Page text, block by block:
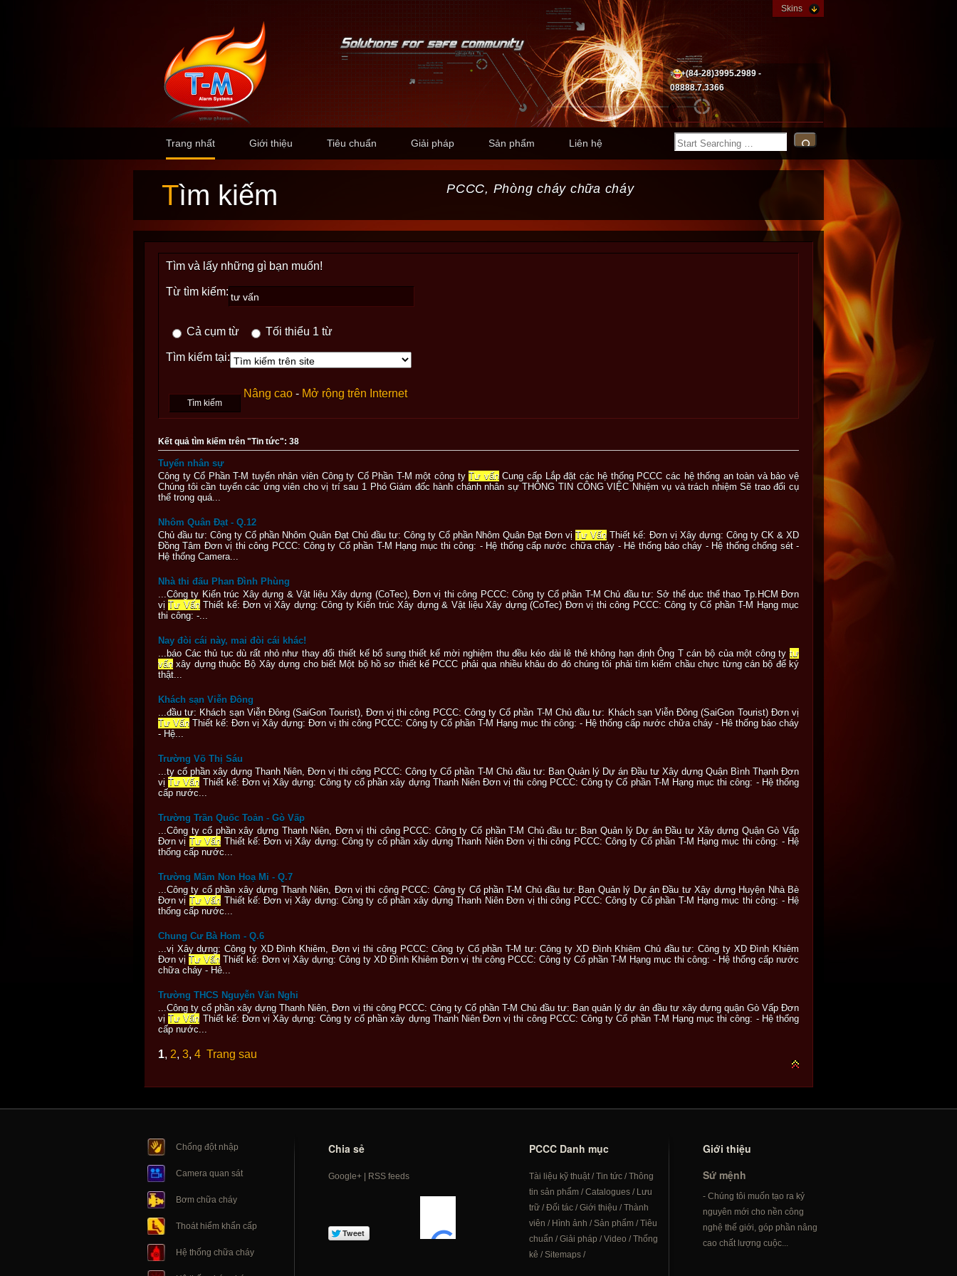
Skins
+(84-28)3995.2989 -
08888.7.3366
Trang nhất Giới thiệu Tiêu chuẩn Giải pháp Sản phẩm Liên hệ
Tìm kiếm PCCC, Phòng cháy chữa cháy
Tìm và lấy những gì bạn muốn!
Từ tìm kiếm:
Cả cụm từ Tối thiểu 1 từ
Tìm kiếm tại:
Nâng cao - Mở rộng trên Internet
Kết quả tìm kiếm trên "Tin tức": 38
Tuyển nhân sự
Công ty Cổ Phần T-M tuyển nhân viên Công ty Cổ Phần T-M một công tyTư vấnCung cấp Lắp đặt các hệ thống PCCC các hệ thống an toàn và bảo vệ
Chúng tôi cần tuyển các ứng viên cho vị trí sau 1 Phó Giám đốc hành chánh nhân sự THÔNG TIN CÔNG VIỆC Nhiệm vụ và trách nhiệm Sẽ trao đổi cụ
thể trong quá...
Nhôm Quân Đạt - Q.12
Chủ đầu tư: Công ty Cổ phần Nhôm Quân Đạt Chủ đầu tư: Công ty Cổ phần Nhôm Quân Đạt Đơn vịTư Vấn Thiết kế: Đơn vị Xây dựng: Công ty CK & XD
Đồng Tâm Đơn vị thi công PCCC: Công ty Cổ phần T-M Hạng mục thi công: - Hệ thống cấp nước chữa cháy - Hê thống báo cháy - Hệ thống chống sét -
Hệ thống Camera...
Nhà thi đấu Phan Đình Phùng
...Công ty Kiến trúc Xây dựng & Vật liệu Xây dựng (CoTec), Đơn vị thi công PCCC: Công ty Cổ phần T-M Chủ đầu tư: Sở thể dục thể thao Tp.HCM Đơn
vịTư VấnThiết kế: Đơn vị Xây dựng: Công ty Kiến trúc Xây dựng & Vật liệu Xây dựng (CoTec) Đơn vị thi công PCCC: Công ty Cổ phần T-M Hạng mục
thi công: -...
Nay đòi cái này, mai đòi cái khác!
...báo Các thủ tục dù rất nhỏ như thay đổi thiết kế bổ sung thiết kế mời nghiệm thu đều kéo dài lê thê không hạn định Ông T cán bộ của một công ty tư
vấn xây dựng thuộc Bộ Xây dựng cho biết Một bộ hồ sơ thiết kế PCCC phải qua nhiều khâu do đó chúng tôi phải tìm kiếm chầu chực từng cán bộ để ký
thật...
Khách sạn Viễn Đông
...đầu tư: Khách sạn Viễn Đông (SaiGon Tourist), Đơn vị thi công PCCC: Công ty Cổ phần T-M Chủ đầu tư: Khách sạn Viễn Đông (SaiGon Tourist) Đơn vị
Tư Vấn Thiết kế: Đơn vị Xây dựng: Đơn vị thi công PCCC: Công ty Cổ phần T-M Hạng mục thi công: - Hệ thống cấp nước chữa cháy - Hê thống báo cháy
- Hệ...
Trường Võ Thị Sáu
...ty cổ phần xây dựng Thanh Niên, Đơn vị thi công PCCC: Công ty Cổ phần T-M Chủ đầu tư: Ban Quản lý Dự án Đầu tư Xây dựng Quận Bình Thạnh Đơn
vịTư Vấn Thiết kế: Đơn vị Xây dựng: Công ty cổ phần xây dựng Thanh Niên Đơn vị thi công PCCC: Công ty Cổ phần T-M Hạng mục thi công: - Hệ thống
cấp nước...
Trường Trần Quốc Toản - Gò Vấp
...Công ty cổ phần xây dựng Thanh Niên, Đơn vị thi công PCCC: Công ty Cổ phần T-M Chủ đầu tư: Ban Quản lý Dự án Đầu tư Xây dựng Quận Gò Vấp
Đơn vị Tư Vấn Thiết kế: Đơn vị Xây dựng: Công ty cổ phần xây dựng Thanh Niên Đơn vị thi công PCCC: Công ty Cổ phần T-M Hạng mục thi công: - Hệ
thống cấp nước...
Trường Mầm Non Hoạ Mi - Q.7
...Công ty cổ phần xây dựng Thanh Niên, Đơn vị thi công PCCC: Công ty Cổ phần T-M Chủ đầu tư: Ban Quản lý Dự án Đầu tư Xây dựng Huyện Nhà Bè
Đơn vị Tư Vấn Thiết kế: Đơn vị Xây dựng: Công ty cổ phần xây dựng Thanh Niên Đơn vị thi công PCCC: Công ty Cổ phần T-M Hạng mục thi công: - Hệ
thống cấp nước...
Chung Cư Bà Hom - Q.6
...vị Xây dựng: Công ty XD Đình Khiêm, Đơn vị thi công PCCC: Công ty Cổ phần T-M tư: Công ty XD Đình Khiêm Chủ đầu tư: Công ty XD Đình Khiêm
Đơn vịTư Vấn Thiết kế: Đơn vị Xây dựng: Công ty XD Đình Khiêm Đơn vị thi công PCCC: Công ty Cổ phần T-M Hạng mục thi công: - Hệ thống cấp nước
chữa cháy - Hê...
Trường THCS Nguyễn Văn Nghi
...Công ty cổ phần xây dựng Thanh Niên, Đơn vị thi công PCCC: Công ty Cổ phần T-M Chủ đầu tư: Ban quản lý dự án đầu tư xây dựng quận Gò Vấp Đơn
vịTư Vấn Thiết kế: Đơn vị Xây dựng: Công ty cổ phần xây dựng Thanh Niên Đơn vị thi công PCCC: Công ty Cổ phần T-M Hạng mục thi công: - Hệ thống
cấp nước...
1, 2, 3, 4 Trang sau
Chống đột nhập
Camera quan sát
Bơm chữa cháy
Thoát hiểm khẩn cấp
Hệ thống chữa cháy
Chia sẻ
Google+| RSS feeds
PCCC Danh mục
Tài liệu kỹ thuật/Tin tức/Thông
tin sản phẩm/Catalogues/ Lưu
trữ/Đối tác/Giới thiệu /Thành
viên / Hình ảnh /Sản phẩm/Tiêu
chuẩn /Giải pháp /Video /Thống
kê /Sitemaps/
Giới thiệu
Sứ mệnh
- Chúng tôi muốn tạo ra kỷ
nguyên mới cho nền công
nghệ thế giới, góp phần nâng
cao chất lượng cuộc...